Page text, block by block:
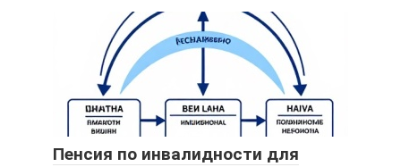
Пенсия по инвалидности для